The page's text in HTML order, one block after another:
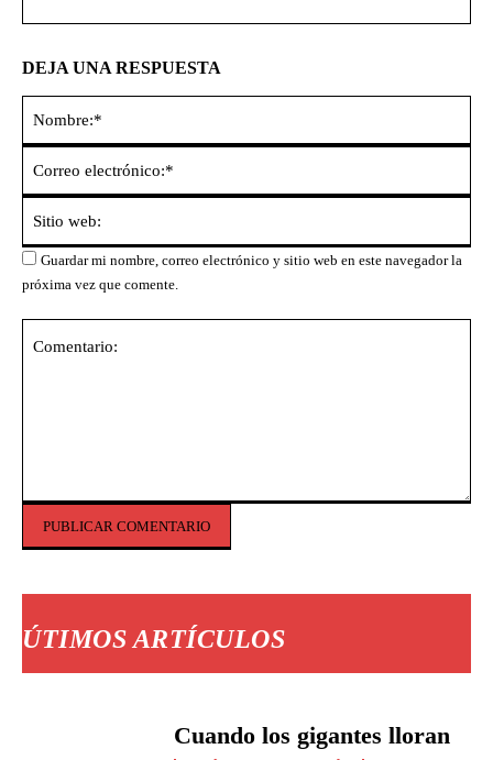
ÚTIMOS ARTÍCULOS
Cuando los gigantes lloran
DEJA UNA RESPUESTA
Guardar mi nombre, correo electrónico y sitio web en este navegador la
próxima vez que comente.